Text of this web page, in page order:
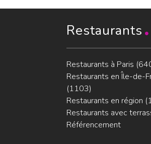
Restaurants
Restaurants à Paris
Restaurants en Île-de-
(1103)
Restaurants en région
Restaurants avec
Référencement